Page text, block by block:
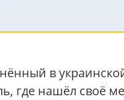
в
где нашёл своё